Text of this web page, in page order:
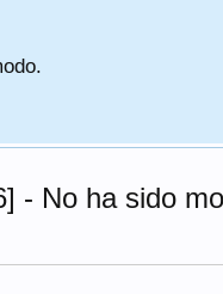
- No ha sido